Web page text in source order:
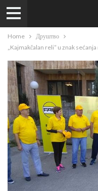
Home
Друштво
„Kajmakčalan reli“ u znak